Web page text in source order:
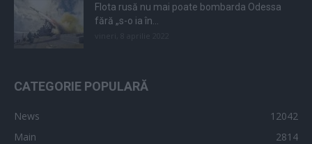
Flota rusă nu mai poate bombarda Odessa
fără „s-o ia în...
CATEGORIE POPULARĂ
News
12042
Main
2814